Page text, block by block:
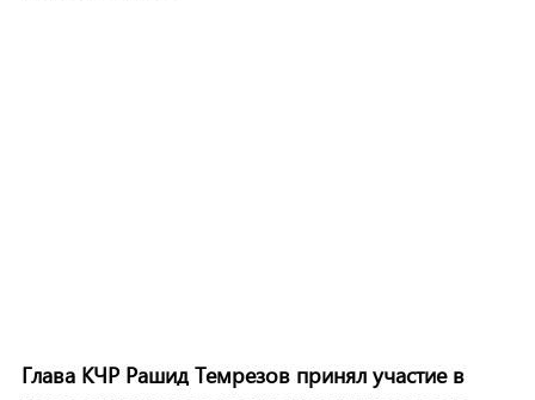
Глава КЧР Рашид Темрезов принял участие в